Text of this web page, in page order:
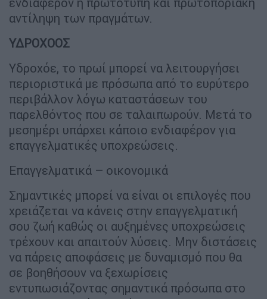
αντίληψη των πραγμάτων.
ΥΔΡΟΧΟΟΣ
Υδροχόε, το πρωί μπορεί να λειτουργήσει
περιοριστικά με πρόσωπα από το ευρύτερο
περιβάλλον λόγω καταστάσεων του
παρελθόντος που σε ταλαιπωρούν. Μετά το
μεσημέρι υπάρχει κάποιο ενδιαφέρον για
επαγγελματικές υποχρεώσεις.
Επαγγελματικά – οικονομικά
Σημαντικές μπορεί να είναι οι επιλογές που
χρειάζεται να κάνεις στην επαγγελματική
σου ζωή καθώς οι αυξημένες υποχρεώσεις
τρέχουν και απαιτούν λύσεις. Μην διστάσεις
να πάρεις αποφάσεις με δυναμισμό που θα
σε βοηθήσουν να ξεχωρίσεις
εντυπωσιάζοντας σημαντικά πρόσωπα στο